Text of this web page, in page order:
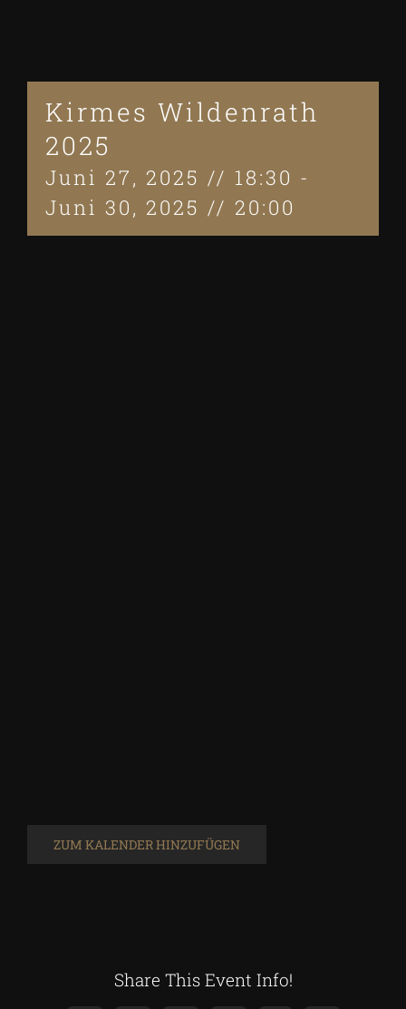
Kirmes Wildenrath
2025
Juni 27, 2025 // 18:30 -
Juni 30, 2025 // 20:00
ZUM KALENDER HINZUFÜGEN
Share This Event Info!